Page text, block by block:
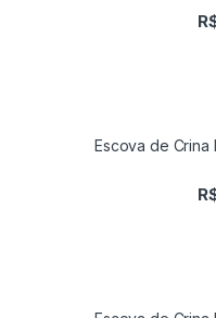
Escova de Crina